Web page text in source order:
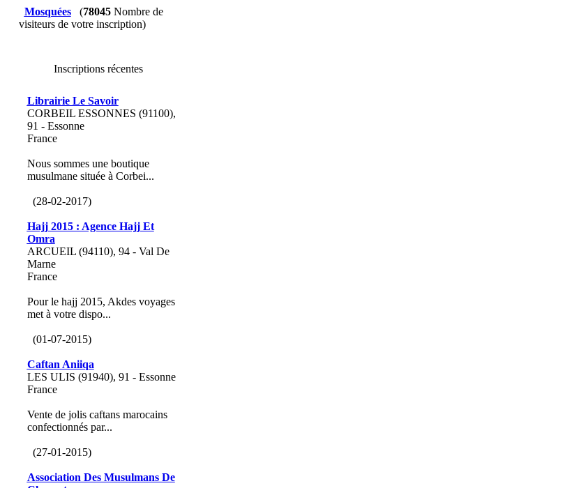
Mosquées (78045Nombre de
visiteurs de votre inscription)
Inscriptions récentes
Librairie Le Savoir
CORBEIL ESSONNES (91100),
91 - Essonne
France
Nous sommes une boutique
musulmane située à Corbei...
(28-02-2017)
Hajj 2015 : Agence Hajj Et
Omra
ARCUEIL (94110), 94 - Val De
Marne
France
Pour le hajj 2015, Akdes voyages
met à votre dispo...
(01-07-2015)
Caftan Aniiqa
LES ULIS (91940), 91 - Essonne
France
Vente de jolis caftans marocains
confectionnés par...
(27-01-2015)
Association Des Musulmans De